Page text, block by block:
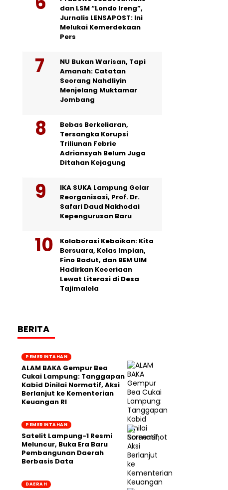
dan LSM “Londo Ireng”,
Jurnalis LENSAPOST: Ini
Melukai Kemerdekaan
Pers
NU Bukan Warisan, Tapi
Amanah: Catatan
Seorang Nahdliyin
Menjelang Muktamar
Jombang
Bebas Berkeliaran,
Tersangka Korupsi
Triliunan Febrie
Adriansyah Belum Juga
Ditahan Kejagung
IKA SUKA Lampung Gelar
Reorganisasi, Prof. Dr.
Safari Daud Nakhodai
Kepengurusan Baru
Kolaborasi Kebaikan: Kita
Bersuara, Kelas Impian,
Fino Badut, dan BEM UIM
Hadirkan Keceriaan
Lewat Literasi di Desa
Tajimalela
BERITA
PEMERINTAHAN
ALAM BAKA Gempur Bea
Cukai Lampung: Tanggapan
Kabid Dinilai Normatif, Aksi
Berlanjut ke Kementerian
Keuangan RI
PEMERINTAHAN
Satelit Lampung-1 Resmi
Meluncur, Buka Era Baru
Pembangunan Daerah
Berbasis Data
DAERAH